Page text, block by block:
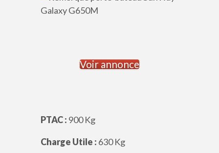
Voir annonce
PTAC : 900 Kg
Charge Utile : 630 Kg